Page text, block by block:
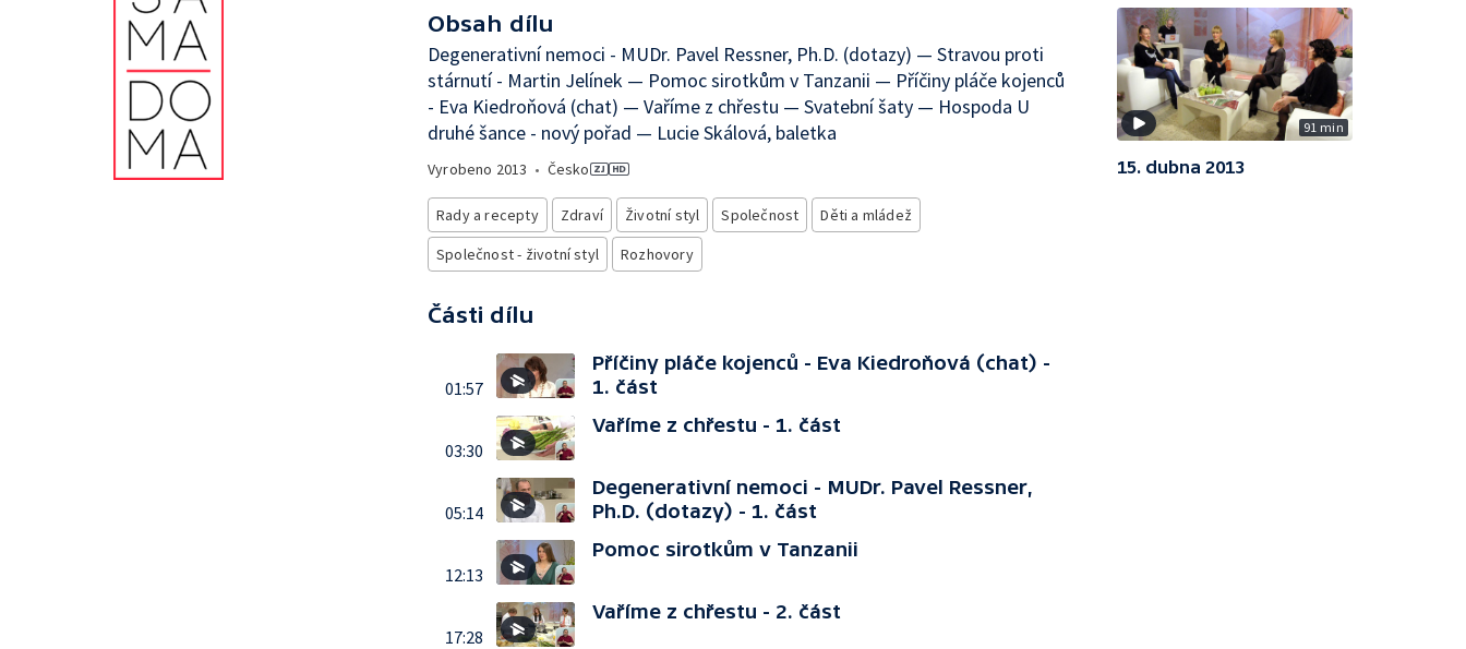
Obsah dílu
Degenerativní nemoci - MUDr. Pavel Ressner, Ph.D. (dotazy) — Stravou proti
stárnutí - Martin Jelínek — Pomoc sirotkům v Tanzanii — Příčiny pláče kojenců
- Eva Kiedroňová (chat) — Vaříme z chřestu — Svatební šaty — Hospoda U
druhé šance - nový pořad — Lucie Skálová, baletka
Vyrobeno 2013 • Česko
Rady a recepty Zdraví Životní styl Společnost
Děti a mládež
Společnost - životní styl
Rozhovory
Části dílu
01:57
Příčiny pláče kojenců - Eva Kiedroňová (chat) -
1. část
03:30
Vaříme z chřestu - 1. část
05:14
Degenerativní nemoci - MUDr. Pavel Ressner,
Ph.D. (dotazy) - 1. část
12:13
Pomoc sirotkům v Tanzanii
17:28
Vaříme z chřestu - 2. část
91 min
15. dubna 2013